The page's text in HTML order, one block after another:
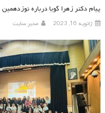
پیام دکتر زهرا گویا درباره
ژانویه 16, 2023 مدیر سایت